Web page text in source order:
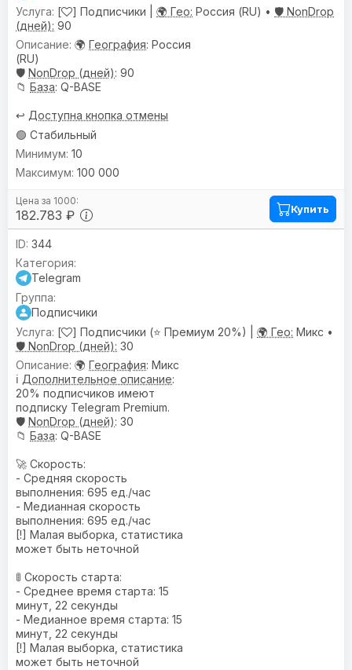
[
] Подписчики | 🌍 Гео: Россия (RU) • 🛡️ NonDrop
(дней): 90
🌍 География: Россия
(RU)
🛡️ NonDrop (дней): 90
📁 База: Q-BASE
↩️ Доступна кнопка отмены
🟢 Стабильный
182.783 ₽
10
100 000
Купить
344
Telegram
Подписчики
[
] Подписчики (⭐ Премиум 20%) | 🌍 Гео: Микс •
🛡️ NonDrop (дней): 30
🌍 География: Микс
ℹ️ Дополнительное описание:
20% подписчиков имеют
подписку Telegram Premium.
🛡️ NonDrop (дней): 30
📁 База: Q-BASE
🚀 Скорость:
- Средняя скорость
выполнения: 695 ед./час
- Медианная скорость
выполнения: 695 ед./час
[!] Малая выборка, статистика
может быть неточной
🚦 Скорость старта:
- Среднее время старта: 15
минут, 22 секунды
- Медианное время старта: 15
минут, 22 секунды
[!] Малая выборка, статистика
может быть неточной